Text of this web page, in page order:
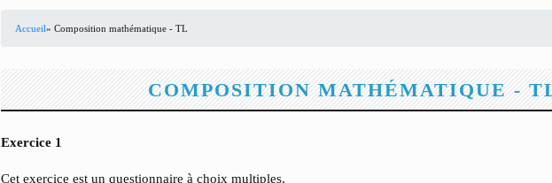
Accueil» Composition mathématique - TL
COMPOSITION MATHÉMATIQUE -
Exercice 1
Cet exercice est un questionnaire à choix multiples.